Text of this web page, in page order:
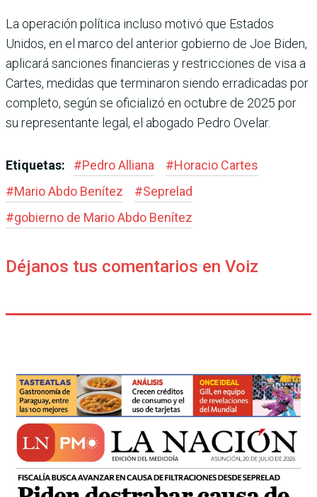
La operación política incluso motivó que Estados
Unidos, en el marco del anterior gobierno de Joe Biden,
aplicará sancio­nes financieras y restricciones de visa a
Cartes, medidas que terminaron siendo erradica­das por
completo, según se ofi­cializó en octubre de 2025 por
su representante legal, el abo­gado Pedro Ovelar.
Etiquetas: #Pedro Alliana #Horacio Car­tes
#Mario Abdo Benítez #Seprelad
#gobierno de Mario Abdo Benítez
Déjanos tus comentarios en Voiz